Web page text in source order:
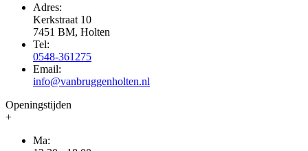
Adres:
Kerkstraat 10
7451 BM, Holten
Tel:
0548-361275
Email:
info@vanbruggenholten.nl
Openingstijden
+
Ma: